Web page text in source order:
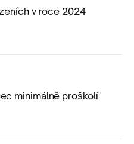
v roce 2024
minimálně proškolí